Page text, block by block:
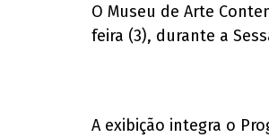
O Museu de Arte
feira (3), durante a
A exibição integra o